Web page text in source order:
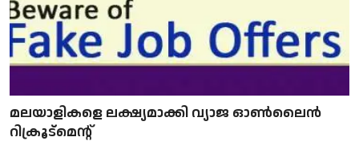
മലയാളികളെ ലക്ഷ്യമാക്കി വ്യാജ ഓൺലൈൻ
റിക്രൂട്മെന്റ്